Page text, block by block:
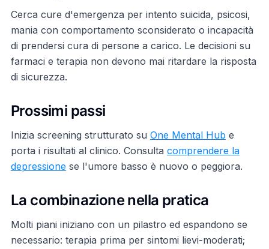
Cerca cure d'emergenza per intento suicida, psicosi,
mania con comportamento sconsiderato o incapacità
di prendersi cura di persone a carico. Le decisioni su
farmaci e terapia non devono mai ritardare la risposta
di sicurezza.
Prossimi passi
Inizia screening strutturato su One Mental Hub e
porta i risultati al clinico. Consulta comprendere la
depressionese l'umore basso è nuovo o peggiora.
La combinazione nella pratica
Molti piani iniziano con un pilastro ed espandono se
necessario: terapia prima per sintomi lievi-moderati;